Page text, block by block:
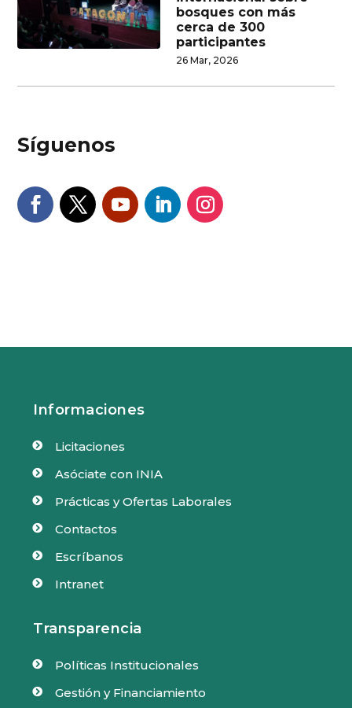
bosques con más
cerca de 300
participantes
26 Mar, 2026
Síguenos
Informaciones
 Licitaciones
 Asóciate con INIA
 Prácticas y Ofertas Laborales
 Contactos
 Escríbanos
 Intranet
Transparencia
 Políticas Institucionales
 Gestión y Financiamiento